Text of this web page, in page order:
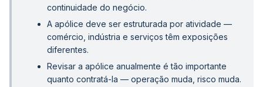
continuidade do negócio.
A apólice deve ser estruturada por atividade —
comércio, indústria e serviços têm exposições
diferentes.
Revisar a apólice anualmente é tão importante
quanto contratá-la — operação muda, risco muda.